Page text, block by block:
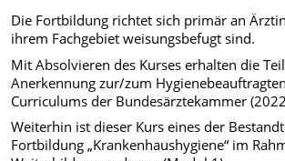
Die Fortbildung richtet sich primär an
ihrem Fachgebiet weisungsbefugt sind.
Mit Absolvieren des Kurses erhalten die
Anerkennung zur/zum
Curriculums der Bundesärztekammer
Weiterhin ist dieser Kurs eines der
Fortbildung „Krankenhaushygiene“ im